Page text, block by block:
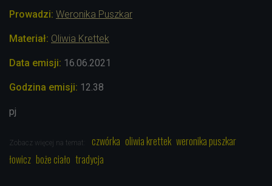
Prowadzi: Weronika Puszkar
Materiał: Oliwia Krettek
Data emisji: 16.06.2021
Godzina emisji: 12.38
pj
Zobacz więcej na temat: czwórka oliwia krettek weronika puszkar
łowicz boże ciało tradycja